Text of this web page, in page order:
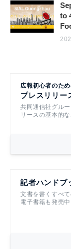
to
広報初心者のた
プレスリリー
共同通信社グル
リースの基本的
記者ハンドブ
文書を書くすべ
電子書籍も発売中